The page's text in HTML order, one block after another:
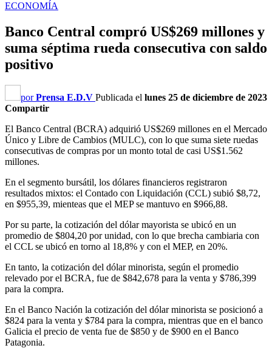
ECONOMÍA
Banco Central compró US$269 millones y
suma séptima rueda consecutiva con saldo
positivo
porPrensa E.D.V Publicada el lunes 25 de diciembre de 2023
Compartir
El Banco Central (BCRA) adquirió US$269 millones en el Mercado
Único y Libre de Cambios (MULC), con lo que suma siete ruedas
consecutivas de compras por un monto total de casi US$1.562
millones.
En el segmento bursátil, los dólares financieros registraron
resultados mixtos: el Contado con Liquidación (CCL) subió $8,72,
en $955,39, mienteas que el MEP se mantuvo en $966,88.
Por su parte, la cotización del dólar mayorista se ubicó en un
promedio de $804,20 por unidad, con lo que brecha cambiaria con
el CCL se ubicó en torno al 18,8% y con el MEP, en 20%.
En tanto, la cotización del dólar minorista, según el promedio
relevado por el BCRA, fue de $842,678 para la venta y $786,399
para la compra.
En el Banco Nación la cotización del dólar minorista se posicionó a
$824 para la venta y $784 para la compra, mientras que en el banco
Galicia el precio de venta fue de $850 y de $900 en el Banco
Patagonia.